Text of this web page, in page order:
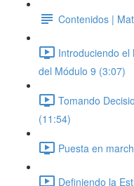
Contenidos |
Introduciendo el
del Módulo 9 (3:07)
Tomando
(11:54)
Puesta en
Definiendo la